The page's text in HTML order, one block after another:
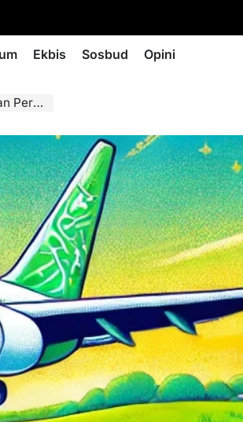
Ekbis Sosbud Opini
2025